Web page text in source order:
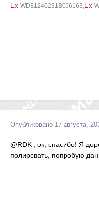
Ex-WDB1240231B066163, Ex-
Опубликовано 17 августа,
@RDK, ок, спасибо! Я
полировать, попробую